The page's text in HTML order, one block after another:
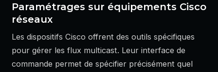
Paramétrages sur équipements Cisco
réseaux
Les dispositifs Cisco offrent des outils spécifiques
pour gérer les flux multicast. Leur interface de
commande permet de spécifier précisément quel